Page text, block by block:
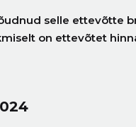
selle ettevõtte
on ettevõtet